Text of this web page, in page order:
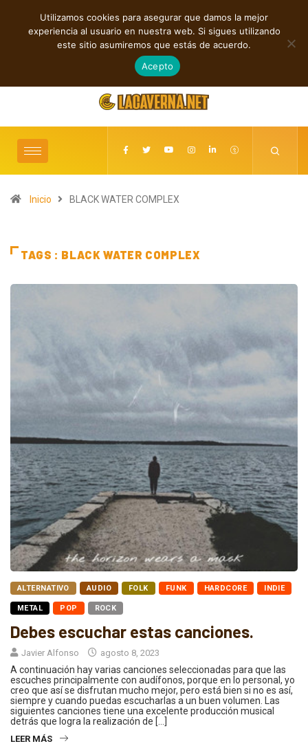
TENDENCIAS
reflexiona sobre el perdón en “WE MUST LEARN TO FORGIVE”
agosto 6, 2026
Inicio BLACK WATER COMPLEX
TAGS : BLACK WATER COMPLEX
ALTERNATIVO AUDIO FOLK FUNK HARDCORE INDIE
METAL POP ROCK
Debes escuchar estas canciones.
Javier Alfonso agosto 8, 2023
A continuación hay varias canciones seleccionadas para que las
escuches principalmente con audífonos, porque en lo personal, yo
creo que así se disfrutan mucho mejor, pero está bien si no es así,
siempre y cuando puedas escucharlas a un buen volumen. Las
siguientes canciones tiene una excelente producción musical
detrás que logra la realización de […]
LEER MÁS
Utilizamos cookies para asegurar que damos la mejor
experiencia al usuario en nuestra web. Si sigues utilizando
este sitio asumiremos que estás de acuerdo.
Acepto